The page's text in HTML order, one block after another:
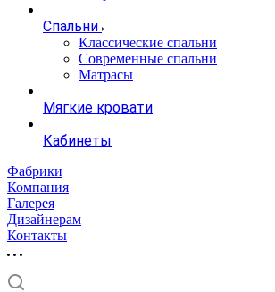
Спальни
Классические спальни
Современные спальни
Матрасы
Мягкие кровати
Кабинеты
Фабрики
Компания
Галерея
Дизайнерам
Контакты